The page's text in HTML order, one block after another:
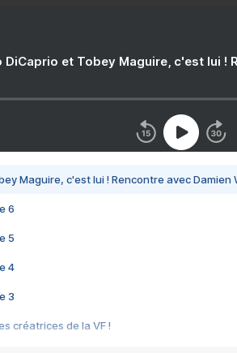
DiCaprio et Tobey Maguire, c'est lui !
Maguire, c'est lui ! Rencontre avec Damien
6
5
4
3
créatrices de la VF !